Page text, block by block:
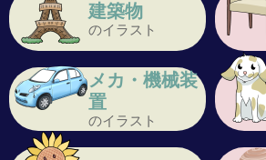
建築物
のイラスト
メカ・機械装
置
のイラスト